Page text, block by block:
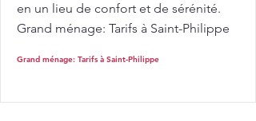
en un lieu de confort et de sérénité.
Grand ménage: Tarifs à Saint-Philippe
Grand ménage: Tarifs à Saint-Philippe